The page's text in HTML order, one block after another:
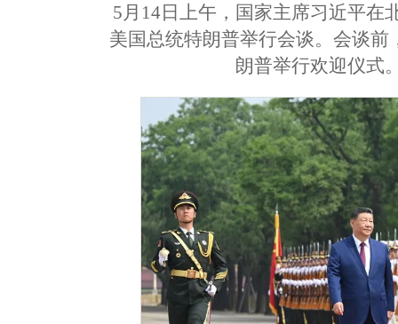
5月14日上午，国家主席习近平在
美国总统特朗普举行会谈。会谈
朗普举行欢迎仪式